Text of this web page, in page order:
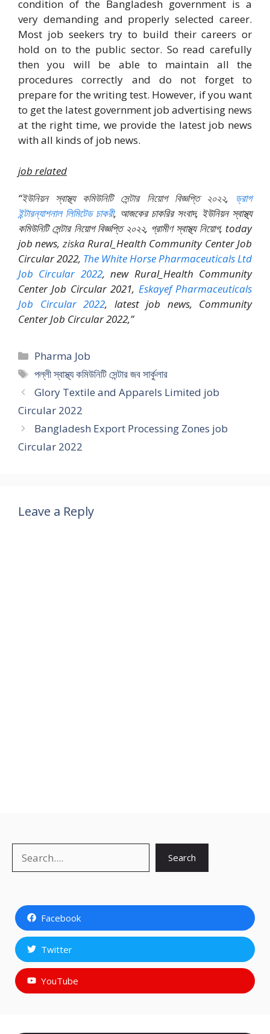
condition of the Bangladesh government is a
very demanding and properly selected career.
Most job seekers try to build their careers or
hold on to the public sector. So read carefully
then you will be able to maintain all the
procedures correctly and do not forget to
prepare for the writing test. However, if you want
to get the latest government job advertising news
at the right time, we provide the latest job news
with all kinds of job news.
job related
“ইউনিয়ন স্বাস্থ্য কমিউনিটি সেন্টার নিয়োগ বিজ্ঞপ্তি ২০২২, ড্রাগ
ইন্টারন্যাশনাল লিমিটেড চাকরী, আজকের চাকরির সংবাদ, ইউনিয়ন স্বাস্থ্য
কমিউনিটি সেন্টার নিয়োগ বিজ্ঞপ্তি ২০২২, গ্রামীণ স্বাস্থ্য নিয়োগ, today
job news, ziskaRural_Health Community Center Job
Circular 2022, The White Horse Pharmaceuticals Ltd
Job Circular 2022, new Rural_Health Community
Center Job Circular 2021, Eskayef Pharmaceuticals
Job Circular 2022, latest job news, Community
Center Job Circular 2022,”
Categories
Pharma Job
Tags
পল্লী স্বাস্থ্য কমিউনিটি সেন্টার জব সার্কুলার
Glory Textile and Apparels Limited job
Circular 2022
Bangladesh Export Processing Zones job
Circular 2022
Leave a Reply
Search
Facebook
Twitter
YouTube